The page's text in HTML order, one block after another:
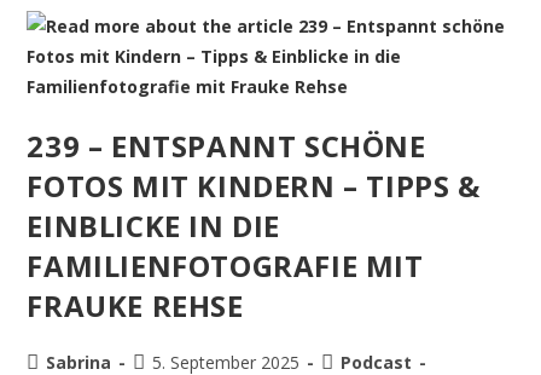
239 – ENTSPANNT SCHÖNE
FOTOS MIT KINDERN – TIPPS &
EINBLICKE IN DIE
FAMILIENFOTOGRAFIE MIT
FRAUKE REHSE
Sabrina 5. September 2025
Podcast